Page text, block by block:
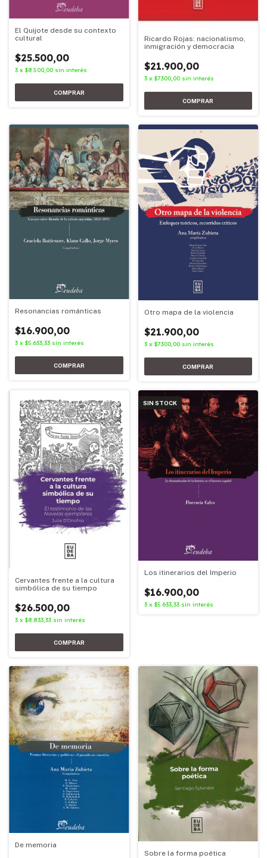
El Quijote desde su contexto
cultural
$25.500,00
3 x $8.500,00 sin interés
Ricardo Rojas: nacionalismo,
inmigración y democracia
$21.900,00
3 x $7.300,00 sin interés
Resonancias románticas
$16.900,00
3 x $5.633,33 sin interés
Otro mapa de la violencia
$21.900,00
3 x $7.300,00 sin interés
Cervantes frente a la cultura
simbólica de su tiempo
$26.500,00
3 x $8.833,33 sin interés
SIN STOCK
Los itinerarios del Imperio
$16.900,00
3 x $5.633,33 sin interés
De memoria
Sobre la forma poética